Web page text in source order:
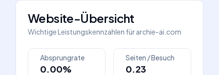
Website-Übersicht
Wichtige Leistungskennzahlen fürarchie-ai.com
Absprungrate
0.00%
Seiten / Besuch
0.23